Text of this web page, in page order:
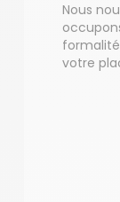
Nous
votre